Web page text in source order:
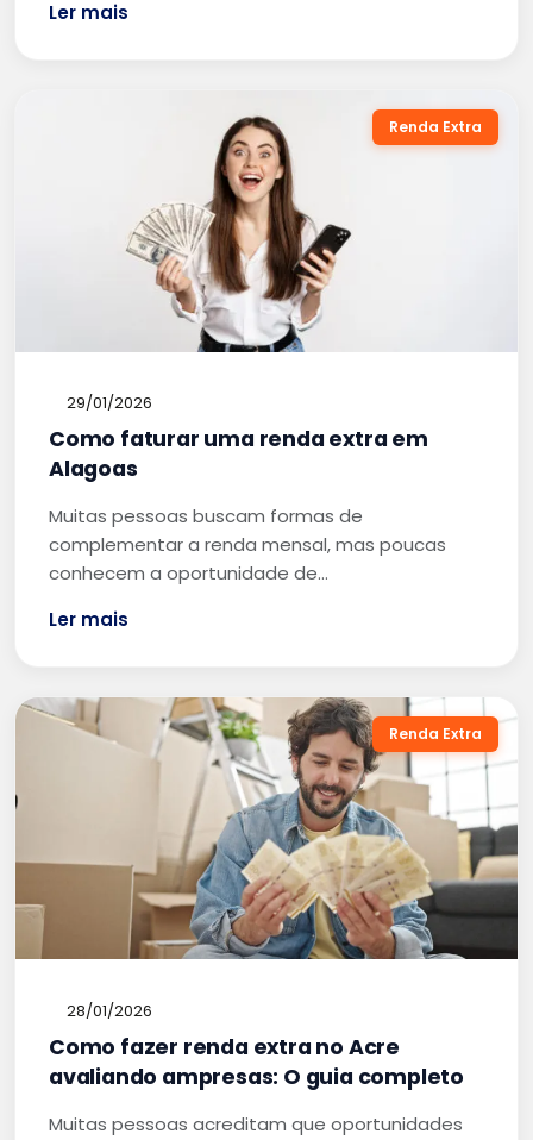
Ler mais
Renda Extra
29/01/2026
Como faturar uma renda extra em
Alagoas
Muitas pessoas buscam formas de
complementar a renda mensal, mas poucas
conhecem a oportunidade de…
Ler mais
Renda Extra
28/01/2026
Como fazer renda extra no Acre
avaliando ampresas: O guia completo
Muitas pessoas acreditam que oportunidades